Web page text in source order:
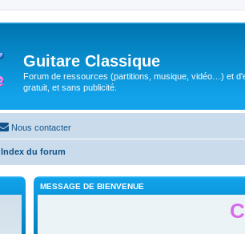
Guitare Classique
Forum de ressources (partitions, musique, vidéo…) et
gratuit, et sans publicité.
Nous contacter
Index du forum
MESSAGE DE BIENVENUE